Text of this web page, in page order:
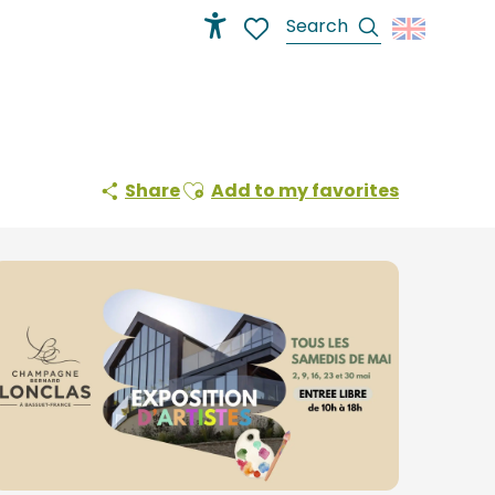
Search
ShareAjouter aux favoris
Add to my favorites